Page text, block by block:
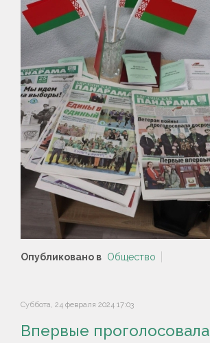
Опубликовано в Общество
Суббота, 24 февраля 2024 17:03
Впервые проголосовала